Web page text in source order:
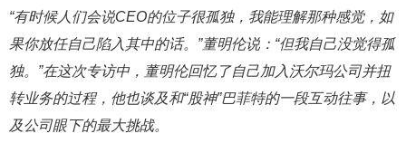
“有时候人们会说CEO的位子很孤独，我能理解那种感觉，如
果你放任自己陷入其中的话。”董明伦说：“但我自己没觉得孤
独。”在这次专访中，董明伦回忆了自己加入沃尔玛公司并扭
转业务的过程，他也谈及和“股神”巴菲特的一段互动往事，以
及公司眼下的最大挑战。